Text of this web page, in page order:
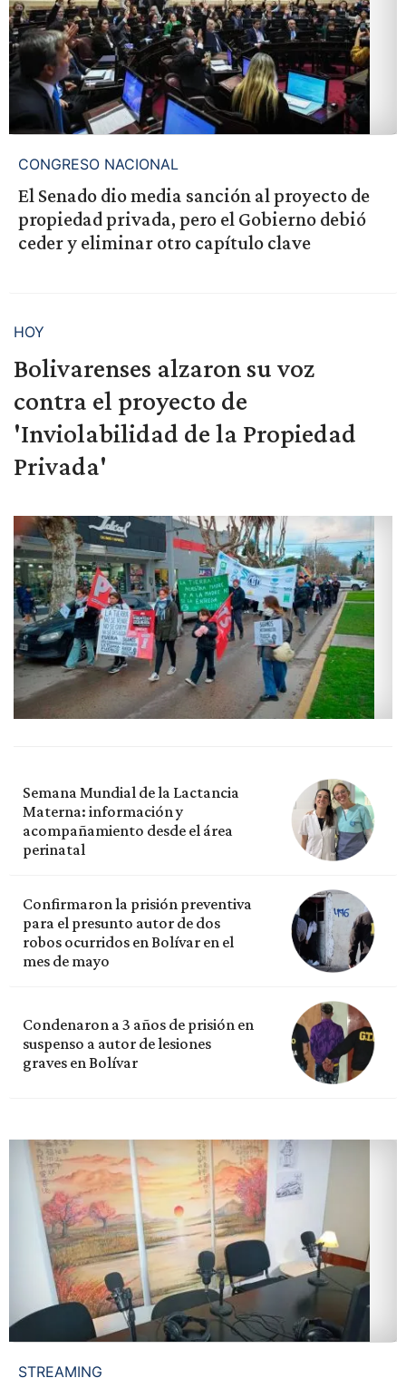
CONGRESO NACIONAL
El Senado dio media sanción al proyecto de
propiedad privada, pero el Gobierno debió
ceder y eliminar otro capítulo clave
HOY
Bolivarenses alzaron su voz
contra el proyecto de
'Inviolabilidad de la Propiedad
Privada'
Semana Mundial de la Lactancia
Materna: información y
acompañamiento desde el área
perinatal
Confirmaron la prisión preventiva
para el presunto autor de dos
robos ocurridos en Bolívar en el
mes de mayo
Condenaron a 3 años de prisión en
suspenso a autor de lesiones
graves en Bolívar
STREAMING